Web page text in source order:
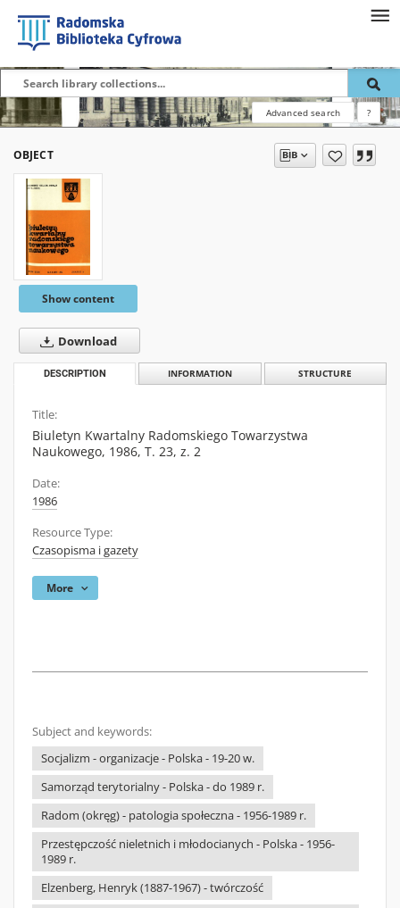
Advanced search ?
OBJECT
Show content
Download
DESCRIPTION INFORMATION STRUCTURE
Title:
Biuletyn Kwartalny Radomskiego Towarzystwa
Naukowego, 1986, T. 23, z. 2
Date:
1986
Resource Type:
Czasopisma i gazety
More
Subject and keywords:
Socjalizm - organizacje - Polska - 19-20 w.
Samorząd terytorialny - Polska - do 1989 r.
Radom (okręg) - patologia społeczna - 1956-1989 r.
Przestępczość nieletnich i młodocianych - Polska - 1956-
1989 r.
Elzenberg, Henryk (1887-1967) - twórczość